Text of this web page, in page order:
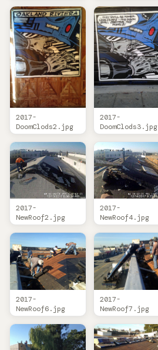
2017-
DoomClods2.jpg
2017-
DoomClods3.jpg
2017-
NewRoof2.jpg
2017-
NewRoof4.jpg
2017-
NewRoof6.jpg
2017-
NewRoof7.jpg